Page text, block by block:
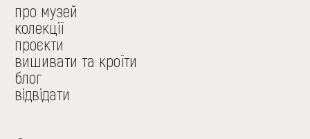
про музей
колекції
проєкти
вишивати та кроїти
блог
відвідати